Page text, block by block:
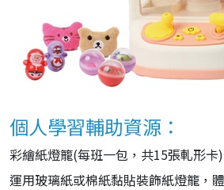
個人學習輔助資源：
彩繪紙燈籠(每班一包，共15張軋形卡)
運用玻璃紙或棉紙黏貼裝飾紙燈籠，